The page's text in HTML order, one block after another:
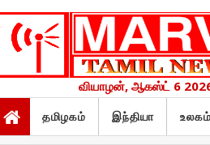
வியாழன், ஆகஸ்ட் 6
தமிழகம் இந்தியா உலகம்